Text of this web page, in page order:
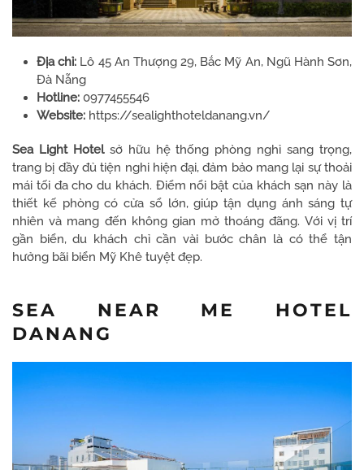
Địa chỉ: Lô 45 An Thượng 29, Bắc Mỹ An, Ngũ Hành Sơn,
Đà Nẵng
Hotline: 0977455546
Website: https://sealighthoteldanang.vn/
Sea Light Hotelsở hữu hệ thống phòng nghỉ sang trọng,
trang bị đầy đủ tiện nghi hiện đại, đảm bảo mang lại sự thoải
mái tối đa cho du khách. Điểm nổi bật của khách sạn này là
thiết kế phòng có cửa sổ lớn, giúp tận dụng ánh sáng tự
nhiên và mang đến không gian mở thoáng đãng. Với vị trí
gần biển, du khách chỉ cần vài bước chân là có thể tận
hưởng bãi biển Mỹ Khê tuyệt đẹp.
SEA NEAR ME HOTEL
DANANG